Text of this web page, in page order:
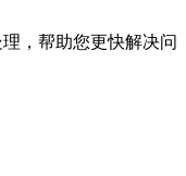
，帮助您更快解决问